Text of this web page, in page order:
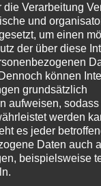
LABBECK
die Verarbeitung
und
um einen
der über diese
können
grundsätzlich
aufweisen,
werden
es jeder
Daten auch
beispielsweise